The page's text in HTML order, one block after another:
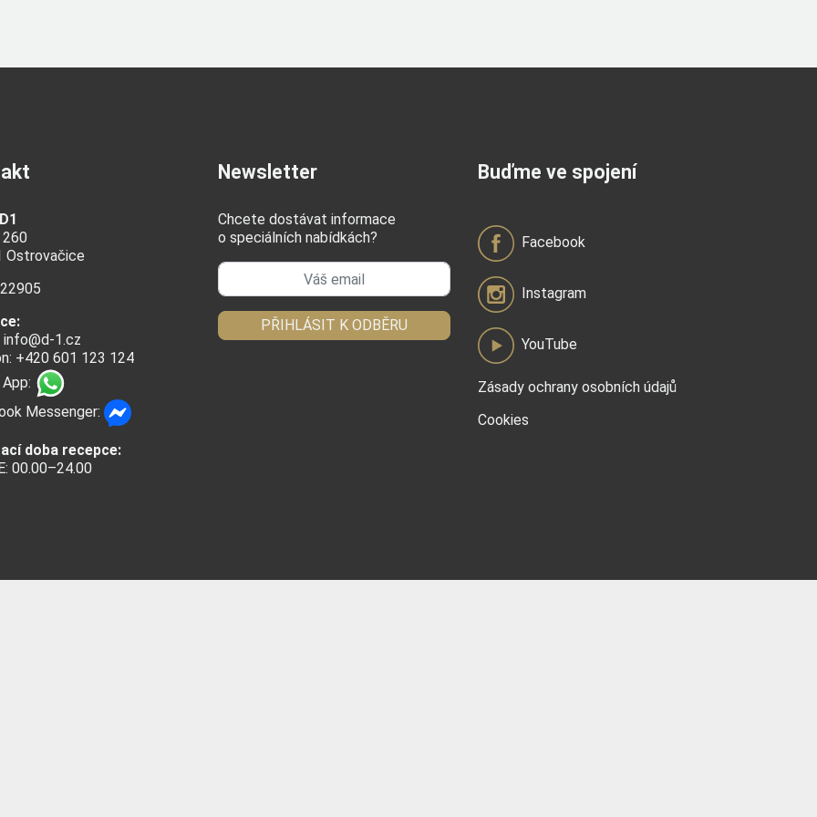
260
Ostrovačice
info@d-1.cz
+420 601 123 124
Messenger:
doba recepce:
00.00–24.00
Newsletter
Chcete dostávat informace
o speciálních nabídkách?
PŘIHLÁSIT K ODBĚRU
Buďme ve spojení
Facebook
Instagram
YouTube
Zásady ochrany osobních údajů
Cookies